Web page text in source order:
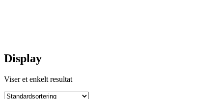
Display
Viser et enkelt resultat